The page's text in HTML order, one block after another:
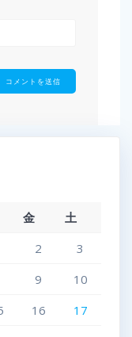
金
土
2
3
9
10
16
17